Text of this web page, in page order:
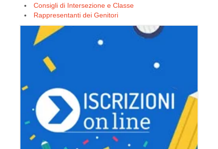
Consigli di Intersezione e Classe
Rappresentanti dei Genitori